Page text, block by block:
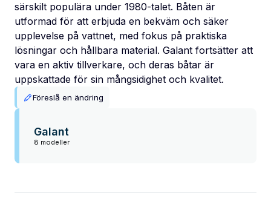
särskilt populära under 1980-talet. Båten är
utformad för att erbjuda en bekväm och säker
upplevelse på vattnet, med fokus på praktiska
lösningar och hållbara material. Galant fortsätter att
vara en aktiv tillverkare, och deras båtar är
uppskattade för sin mångsidighet och kvalitet.
Föreslå en ändring
Galant
8 modeller